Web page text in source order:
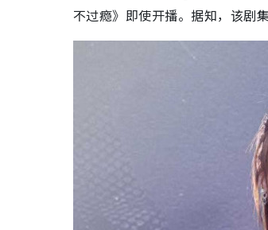
不过瘾》即使开播。据知，该剧